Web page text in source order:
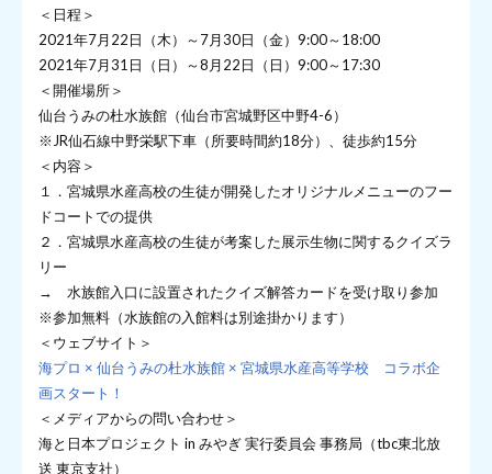
＜日程＞
2021年7月22日（木）～7月30日（金）9:00～18:00
2021年7月31日（日）～8月22日（日）9:00～17:30
＜開催場所＞
仙台うみの杜水族館（仙台市宮城野区中野4-6）
※JR仙石線中野栄駅下車（所要時間約18分）、徒歩約15分
＜内容＞
１．宮城県水産高校の生徒が開発したオリジナルメニューのフー
ドコートでの提供
２．宮城県水産高校の生徒が考案した展示生物に関するクイズラ
リー
→ 水族館入口に設置されたクイズ解答カードを受け取り参加
※参加無料（水族館の入館料は別途掛かります）
＜ウェブサイト＞
海プロ × 仙台うみの杜水族館 × 宮城県水産高等学校 コラボ企
画スタート！
＜メディアからの問い合わせ＞
海と日本プロジェクト in みやぎ 実行委員会 事務局（tbc東北放
送 東京支社）